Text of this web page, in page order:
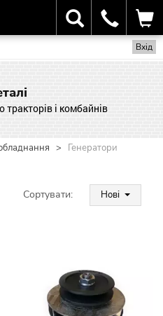
Вхід
і комбайнів
> Генератори
Сортувати: Нові